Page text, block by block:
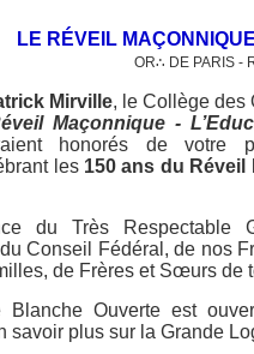
LE RÉVEIL
OR∴ DE PARIS -
Mirville, le Collège des
Maçonnique -
honorés de
les 150 ans du Réveil
du Très Respectable
Conseil Fédéral, de nos
de Frères et Sœurs de
Blanche Ouverte est
savoir plus sur la Grande